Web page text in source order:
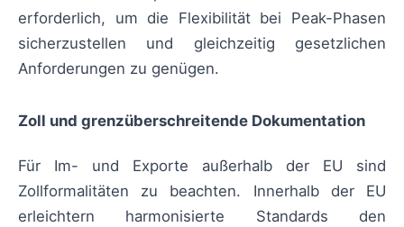
erforderlich, um die Flexibilität bei Peak-Phasen
sicherzustellen und gleichzeitig gesetzlichen
Anforderungen zu genügen.
Zoll und grenzüberschreitende Dokumentation
Für Im- und Exporte außerhalb der EU sind
Zollformalitäten zu beachten. Innerhalb der EU
erleichtern harmonisierte Standards den